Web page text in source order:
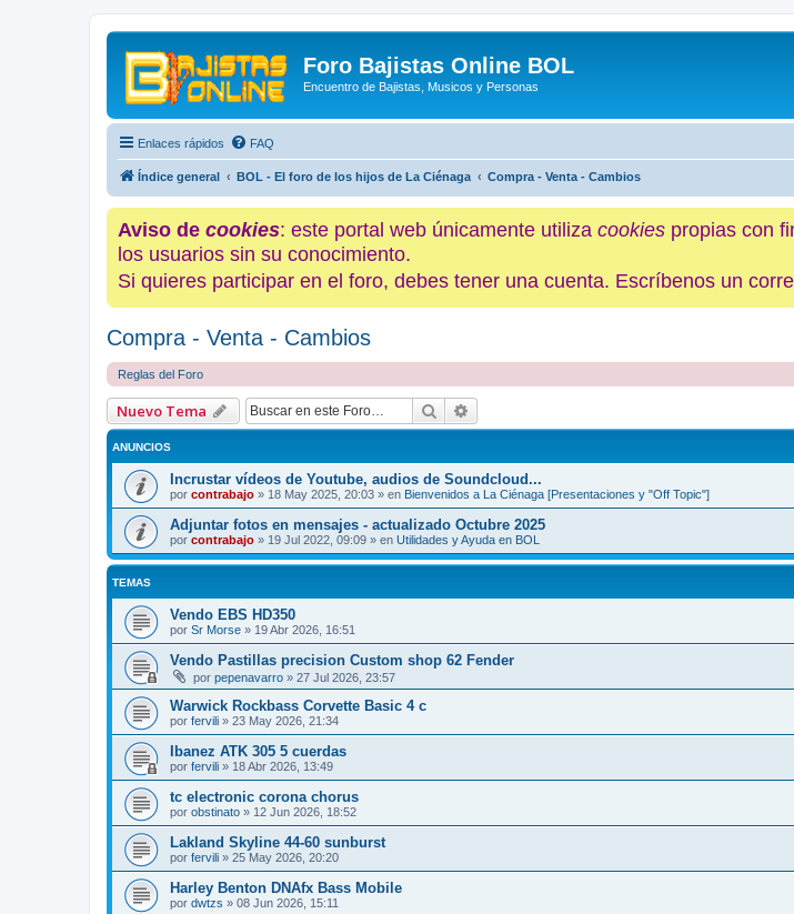
Foro Bajistas Online BOL
Encuentro de Bajistas, Musicos y Personas
Enlaces rápidos FAQ
Índice general BOL - El foro de los hijos de La Ciénaga Compra - Venta - Cambios
Aviso de cookies: este portal web únicamente utiliza cookies propias con
los usuarios sin su conocimiento.
Si quieres participar en el foro, debes tener una cuenta. Escríbenos un
Compra - Venta - Cambios
Reglas del Foro
Nuevo Tema Buscar
ANUNCIOS
Incrustar vídeos de Youtube, audios de Soundcloud...
por contrabajo » 18 May 2025, 20:03 » en Bienvenidos a La Ciénaga [Presentaciones y "Off Topic"]
Adjuntar fotos en mensajes - actualizado Octubre 2025
por contrabajo » 19 Jul 2022, 09:09 » en Utilidades y Ayuda en BOL
TEMAS
Vendo EBS HD350
por Sr Morse » 19 Abr 2026, 16:51
Vendo Pastillas precision Custom shop 62 Fender
por pepenavarro » 27 Jul 2026, 23:57
Warwick Rockbass Corvette Basic 4 c
por fervili » 23 May 2026, 21:34
Ibanez ATK 305 5 cuerdas
por fervili » 18 Abr 2026, 13:49
tc electronic corona chorus
por obstinato » 12 Jun 2026, 18:52
Lakland Skyline 44-60 sunburst
por fervili » 25 May 2026, 20:20
Harley Benton DNAfx Bass Mobile
por dwtzs » 08 Jun 2026, 15:11